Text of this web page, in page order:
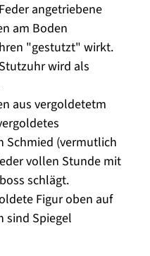
angetriebene
am Boden
"gestutzt" wirkt.
wird als
aus vergoldetetm
Schmied (vermutlich
vollen Stunde mit
schlägt.
Figur oben auf
sind Spiegel